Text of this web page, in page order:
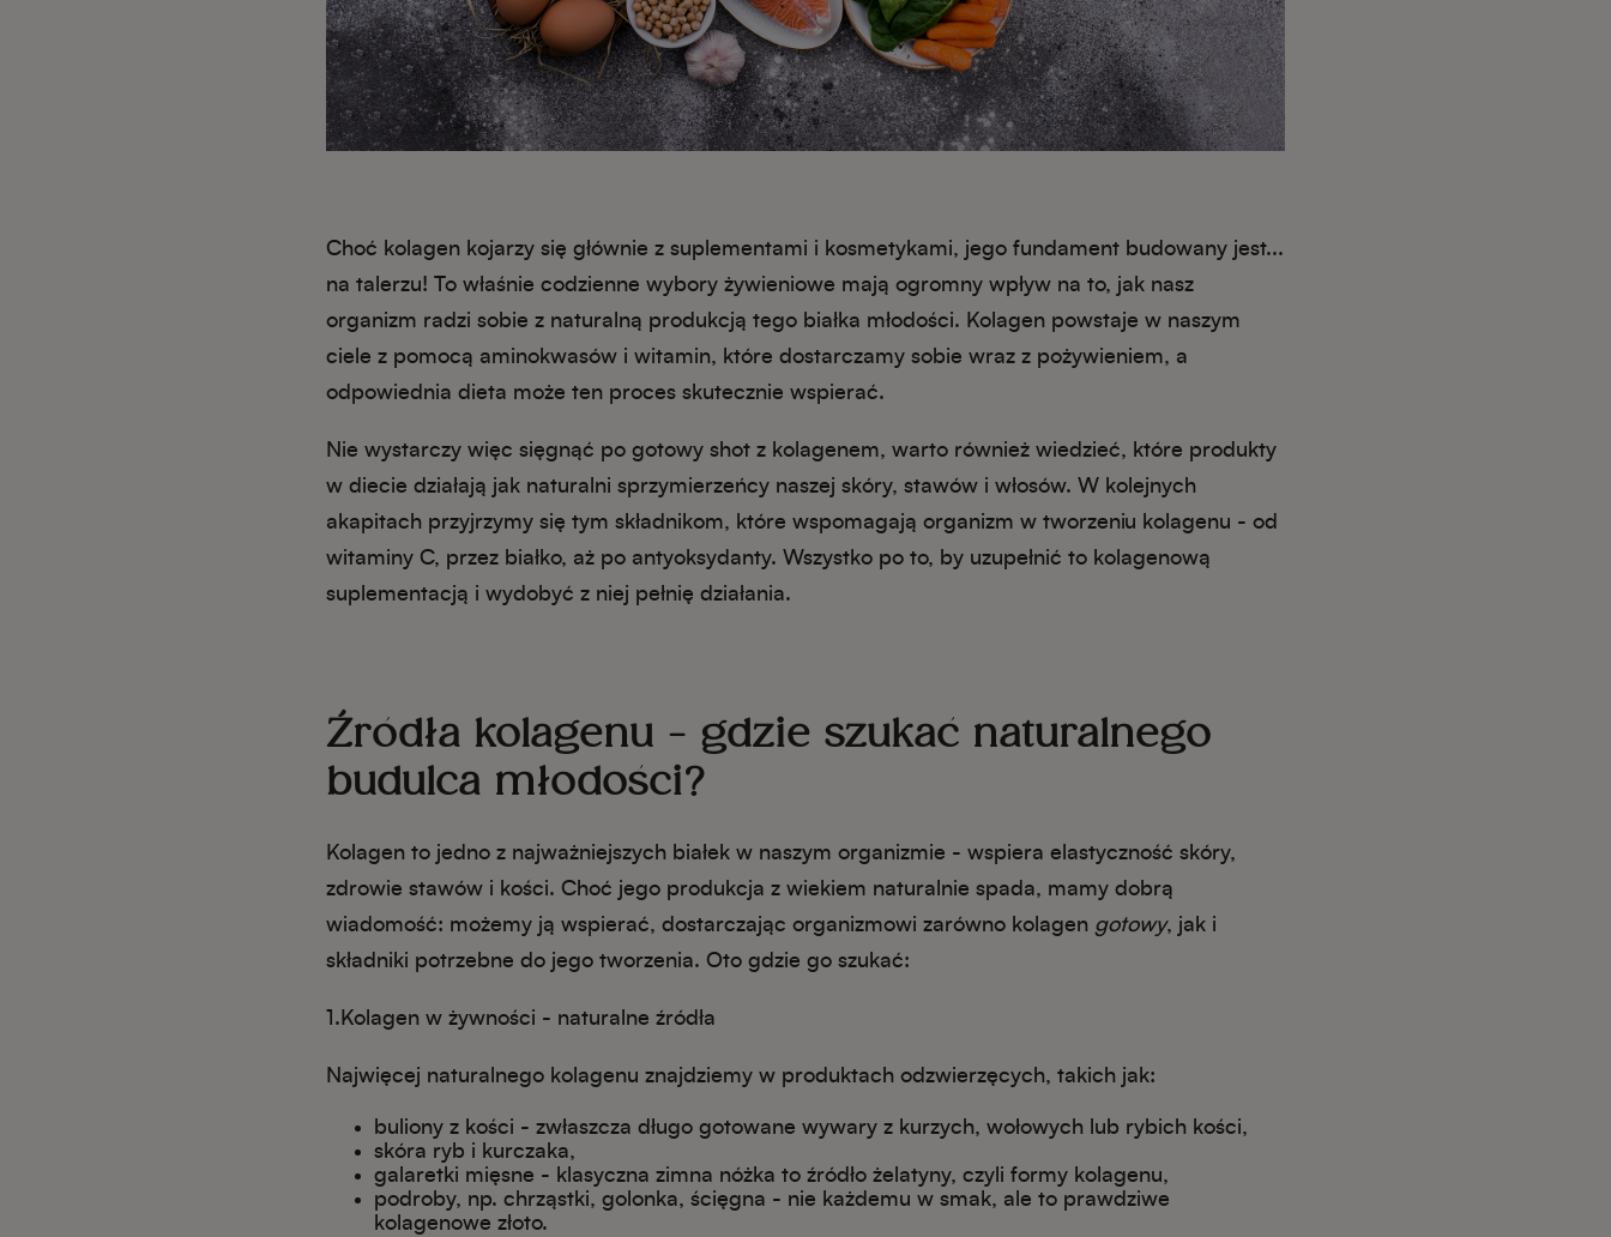
Choć kolagen kojarzy się głównie z suplementami i kosmetykami, jego fundament budowany jest...
na talerzu! To właśnie codzienne wybory żywieniowe mają ogromny wpływ na to, jak nasz
organizm radzi sobie z naturalną produkcją tego białka młodości. Kolagen powstaje w naszym
ciele z pomocą aminokwasów i witamin, które dostarczamy sobie wraz z pożywieniem, a
odpowiednia dieta może ten proces skutecznie wspierać.
Nie wystarczy więc sięgnąć po gotowy shot z kolagenem, warto również wiedzieć, które produkty
w diecie działają jak naturalni sprzymierzeńcy naszej skóry, stawów i włosów. W kolejnych
akapitach przyjrzymy się tym składnikom, które wspomagają organizm w tworzeniu kolagenu - od
witaminy C, przez białko, aż po antyoksydanty. Wszystko po to, by uzupełnić to kolagenową
suplementacją i wydobyć z niej pełnię działania.
Źródła kolagenu - gdzie szukać naturalnego
budulca młodości?
Kolagen to jedno z najważniejszych białek w naszym organizmie - wspiera elastyczność skóry,
zdrowie stawów i kości. Choć jego produkcja z wiekiem naturalnie spada, mamy dobrą
wiadomość: możemy ją wspierać, dostarczając organizmowi zarówno kolagen gotowy, jak i
składniki potrzebne do jego tworzenia. Oto gdzie go szukać:
1.Kolagen w żywności - naturalne źródła
Najwięcej naturalnego kolagenu znajdziemy w produktach odzwierzęcych, takich jak:
buliony z kości - zwłaszcza długo gotowane wywary z kurzych, wołowych lub rybich kości,
skóra ryb i kurczaka,
galaretki mięsne - klasyczna zimna nóżka to źródło żelatyny, czyli formy kolagenu,
podroby, np. chrząstki, golonka, ścięgna - nie każdemu w smak, ale to prawdziwe
kolagenowe złoto.